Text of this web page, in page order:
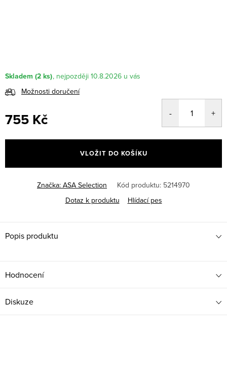
Skladem (2 ks)
10.8.2026
Možnosti doručení
755 Kč
cena:
VLOŽIT DO KOŠÍKU
Značka: ASA Selection Kód produktu: 5214970
Dotaz k produktu
Hlídací pes
Popis produktu
Hodnocení
Diskuze